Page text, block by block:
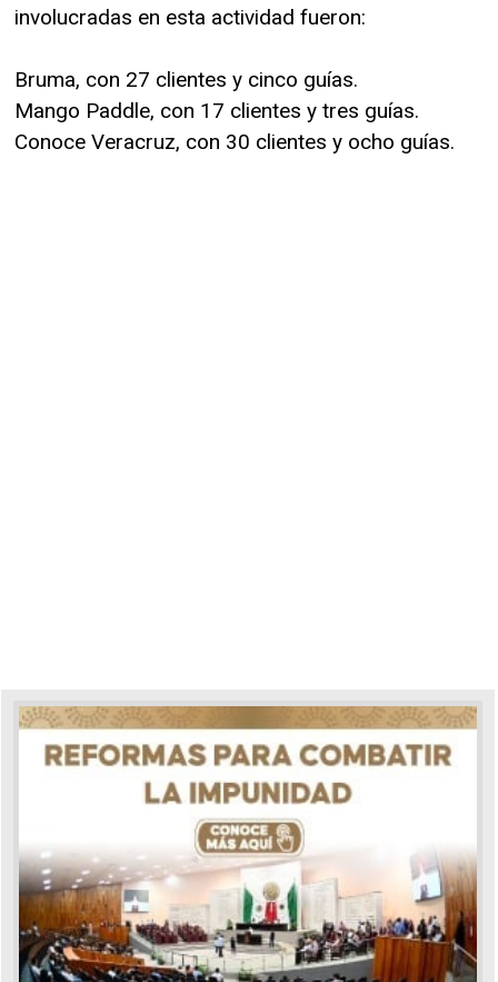
involucradas en esta actividad fueron:
Bruma, con 27 clientes y cinco guías.
Mango Paddle, con 17 clientes y tres guías.
Conoce Veracruz, con 30 clientes y ocho guías.